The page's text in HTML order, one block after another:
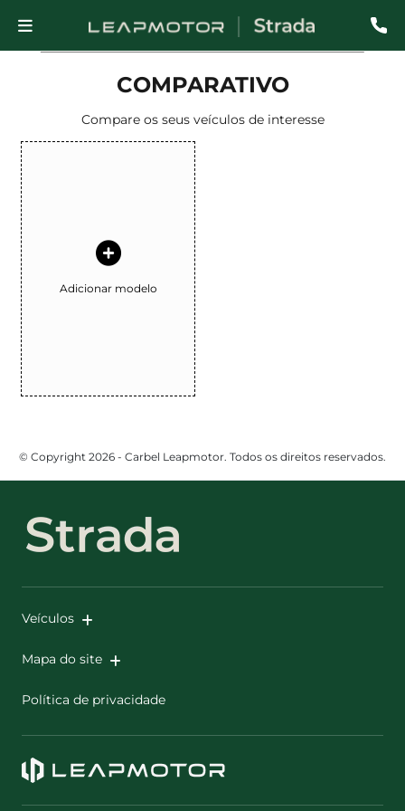
COMPARATIVO
Compare os seus veículos de interesse
Adicionar modelo
© Copyright 2026 - Carbel Leapmotor. Todos os direitos reservados.
Veículos
Mapa do site
Política de privacidade